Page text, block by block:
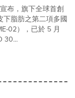
布，旗下全球首創
下脂肪之第二項多國
02），已於 5 月
30...